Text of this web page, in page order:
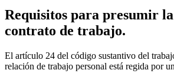
Requisitos para presumir
contrato de trabajo.
El artículo 24 del código sustantivo del
relación de trabajo personal está regida por